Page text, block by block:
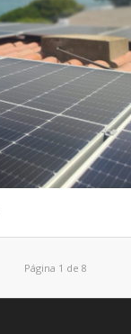
Página 1 de 8